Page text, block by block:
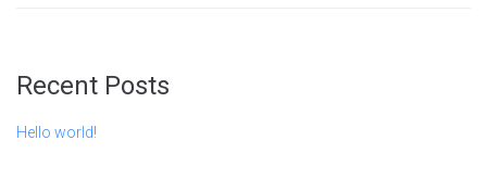
Recent Posts
Hello world!